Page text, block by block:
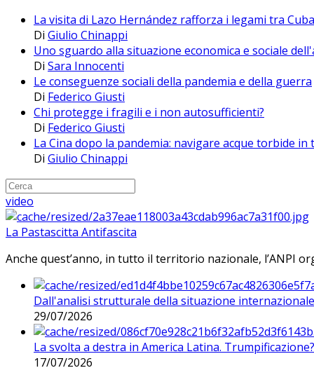
La visita di Lazo Hernández rafforza i legami tra
Di Giulio Chinappi
Uno sguardo alla situazione economica e sociale
Di Sara Innocenti
Le conseguenze sociali della pandemia e della guerra
Di Federico Giusti
Chi protegge i fragili e i non autosufficienti?
Di Federico Giusti
La Cina dopo la pandemia: navigare acque torbide
Di Giulio Chinappi
video
La Pastascitta Antifascita
Anche quest’anno, in tutto il territorio nazionale, l’ANPI
Dall'analisi strutturale della situazione
29/07/2026
La svolta a destra in America Latina. Trumpificazione?
17/07/2026